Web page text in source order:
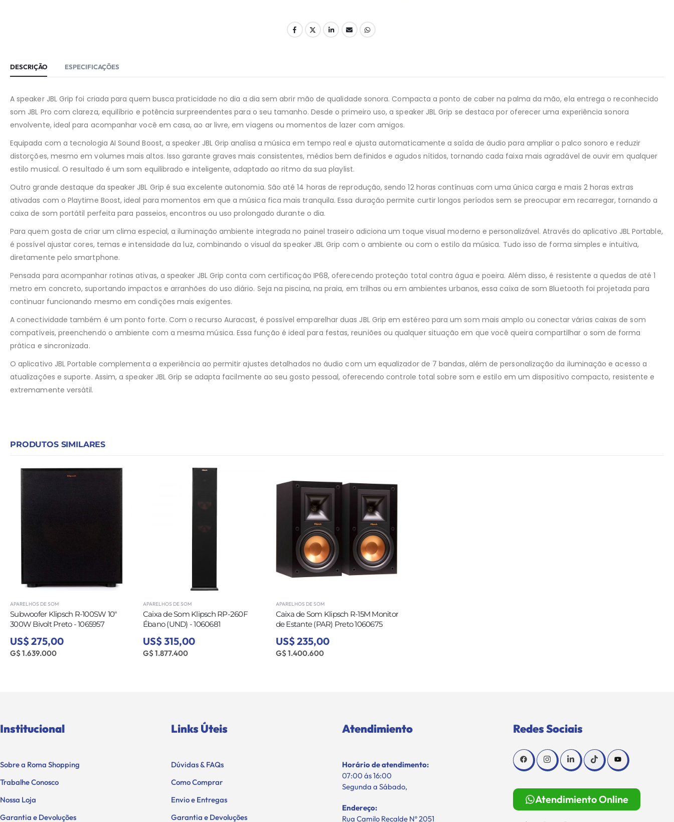
DESCRIÇÃO ESPECIFICAÇÕES
A speaker JBL Grip foi criada para quem busca praticidade no dia a dia sem abrir mão de qualidade sonora. Compacta a ponto de caber na palma da mão, ela entrega o reconhecido
som JBL Pro com clareza, equilíbrio e potência surpreendentes para o seu tamanho. Desde o primeiro uso, a speaker JBL Grip se destaca por oferecer uma experiência sonora
envolvente, ideal para acompanhar você em casa, ao ar livre, em viagens ou momentos de lazer com amigos.
Equipada com a tecnologia AI Sound Boost, a speaker JBL Grip analisa a música em tempo real e ajusta automaticamente a saída de áudio para ampliar o palco sonoro e reduzir
distorções, mesmo em volumes mais altos. Isso garante graves mais consistentes, médios bem definidos e agudos nítidos, tornando cada faixa mais agradável de ouvir em qualquer
estilo musical. O resultado é um som equilibrado e inteligente, adaptado ao ritmo da sua playlist.
Outro grande destaque da speaker JBL Grip é sua excelente autonomia. São até 14 horas de reprodução, sendo 12 horas contínuas com uma única carga e mais 2 horas extras
ativadas com o Playtime Boost, ideal para momentos em que a música fica mais tranquila. Essa duração permite curtir longos períodos sem se preocupar em recarregar, tornando a
caixa de som portátil perfeita para passeios, encontros ou uso prolongado durante o dia.
Para quem gosta de criar um clima especial, a iluminação ambiente integrada no painel traseiro adiciona um toque visual moderno e personalizável. Através do aplicativo JBL Portable,
é possível ajustar cores, temas e intensidade da luz, combinando o visual da speaker JBL Grip com o ambiente ou com o estilo da música. Tudo isso de forma simples e intuitiva,
diretamente pelo smartphone.
Pensada para acompanhar rotinas ativas, a speaker JBL Grip conta com certificação IP68, oferecendo proteção total contra água e poeira. Além disso, é resistente a quedas de até 1
metro em concreto, suportando impactos e arranhões do uso diário. Seja na piscina, na praia, em trilhas ou em ambientes urbanos, essa caixa de som Bluetooth foi projetada para
continuar funcionando mesmo em condições mais exigentes.
A conectividade também é um ponto forte. Com o recurso Auracast, é possível emparelhar duas JBL Grip em estéreo para um som mais amplo ou conectar várias caixas de som
compatíveis, preenchendo o ambiente com a mesma música. Essa função é ideal para festas, reuniões ou qualquer situação em que você queira compartilhar o som de forma
prática e sincronizada.
O aplicativo JBL Portable complementa a experiência ao permitir ajustes detalhados no áudio com um equalizador de 7 bandas, além de personalização da iluminação e acesso a
atualizações e suporte. Assim, a speaker JBL Grip se adapta facilmente ao seu gosto pessoal, oferecendo controle total sobre som e estilo em um dispositivo compacto, resistente e
extremamente versátil.
PRODUTOS SIMILARES
APARELHOS DE SOM
Subwoofer Klipsch R-100SW 10"
300W Bivolt Preto - 1065957
US$ 275,00
G$ 1.639.000
APARELHOS DE SOM
Caixa de Som Klipsch RP-260F
Ébano (UND) - 1060681
US$ 315,00
G$ 1.877.400
APARELHOS DE SOM
Caixa de Som Klipsch R-15M Monitor
de Estante (PAR) Preto 1060675
US$ 235,00
G$ 1.400.600
Institucional
Sobre a Roma Shopping
Trabalhe Conosco
Nossa Loja
Garantia e Devoluções
Links Úteis
Dúvidas & FAQs
Como Comprar
Envio e Entregas
Garantia e Devoluções
Atendimiento
Horário de atendimento:
07:00 ás 16:00
Segunda a Sábado,
Endereço:
Rua Camilo Recalde Nº 2051
Redes Sociais
Atendimiento Online